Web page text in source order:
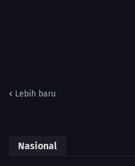
Lebih baru
Nasional